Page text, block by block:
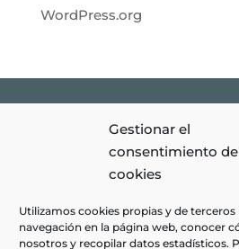
Gestionar el
consentimiento de
cookies
Utilizamos cookies propias y de terceros
navegación en la página web, conocer
nosotros y recopilar datos estadísticos.
WordPress.org
Política de privacidad|
web amarillo huevo|